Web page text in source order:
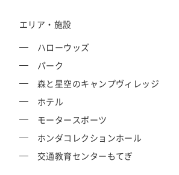
エリア・施設
ハローウッズ
パーク
森と星空のキャンプヴィレッジ
ホテル
モータースポーツ
ホンダコレクションホール
交通教育センターもてぎ